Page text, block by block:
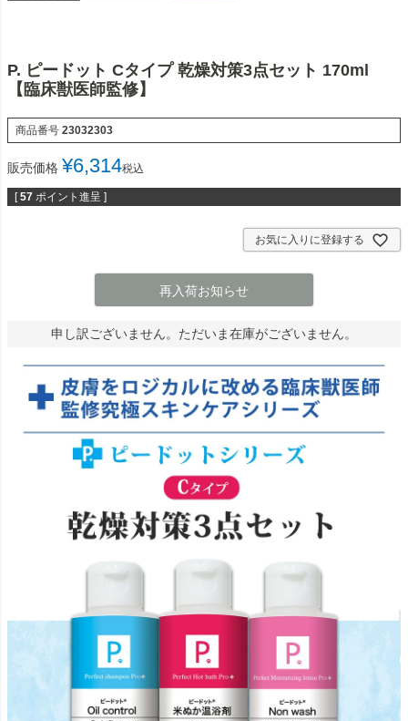
P. ピードット Cタイプ 乾燥対策3点セット 170ml
【臨床獣医師監修】
商品番号 23032303
販売価格 ¥6,314税込
[ 57 ポイント進呈 ]
お気に入りに登録する
再入荷お知らせ
申し訳ございません。ただいま在庫がございません。